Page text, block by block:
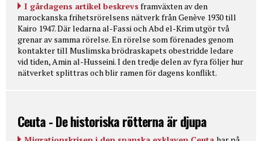
I gårdagens artikel beskrevs framväxten av den
marockanska frihetsrörelsens nätverk från Genève 1930 till
Kairo 1947. Där ledarna al-Fassi och Abd el-Krim utgör två
grenar av samma rörelse. En rörelse som förenades genom
kontakter till Muslimska brödraskapets obestridde ledare
vid tiden, Amin al-Husseini. I den tredje delen av fyra följer hur
nätverket splittras och blir ramen för dagens konflikt.
Ceuta - De historiska rötterna är djupa